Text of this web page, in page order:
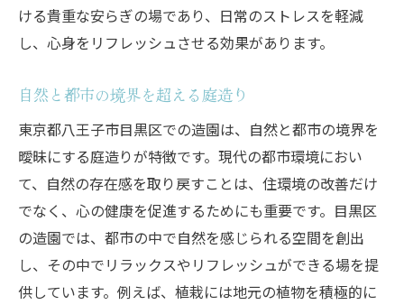
心を落ち着かせる自然の要素
造園が提供するリラクゼーションスペース
八王子市で感じる自然の豊かさ
季節ごとの美しい風景を楽しむ方法
目黒区の造園で楽しむ自然のリズムと風土の調
和
目黒区の風土を活かした庭造り
自然のリズムに寄り添う庭の重要性
風土を反映した造園のテクニック
ける貴重な安らぎの場であり、日常のストレスを軽減
し、心身をリフレッシュさせる効果があります。
自然と都市の境界を超える庭造り
東京都八王子市目黒区での造園は、自然と都市の境界を
曖昧にする庭造りが特徴です。現代の都市環境におい
て、自然の存在感を取り戻すことは、住環境の改善だけ
でなく、心の健康を促進するためにも重要です。目黒区
の造園では、都市の中で自然を感じられる空間を創出
し、その中でリラックスやリフレッシュができる場を提
供しています。例えば、植栽には地元の植物を積極的に